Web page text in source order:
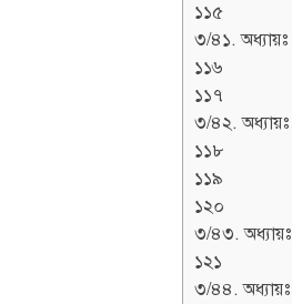
১১৫
৩/৪১. অধ্যায়ঃ
১১৬
১১৭
৩/৪২. অধ্যায়ঃ
১১৮
১১৯
১২০
৩/৪৩. অধ্যায়ঃ
১২১
৩/৪৪. অধ্যায়ঃ